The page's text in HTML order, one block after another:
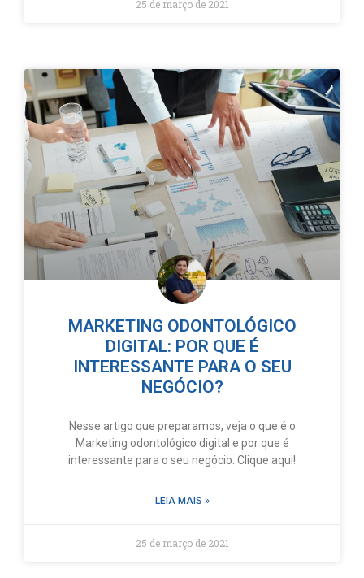
25 de março de 2021
MARKETING ODONTOLÓGICO
DIGITAL: POR QUE É
INTERESSANTE PARA O SEU
NEGÓCIO?
Nesse artigo que preparamos, veja o que é o
Marketing odontológico digital e por que é
interessante para o seu negócio. Clique aqui!
LEIA MAIS »
25 de março de 2021